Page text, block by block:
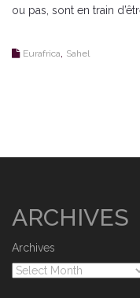
ou pas, sont en train
Eurafrica Sahel
ARCHIVES
Archives